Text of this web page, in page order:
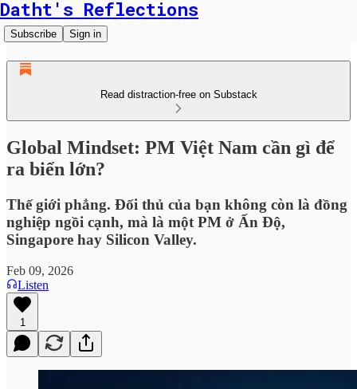
Datht's Reflections
Subscribe Sign in
Read distraction-free on Substack
Global Mindset: PM Việt Nam cần gì để
ra biển lớn?
Thế giới phẳng. Đối thủ của bạn không còn là đồng
nghiệp ngồi cạnh, mà là một PM ở Ấn Độ,
Singapore hay Silicon Valley.
Feb 09, 2026
Listen
1